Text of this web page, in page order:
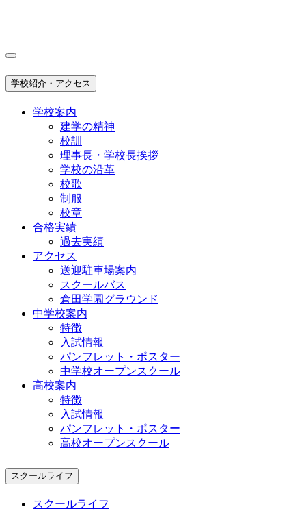
学校紹介・アクセス
学校案内
建学の精神
校訓
理事長・学校長挨拶
学校の沿革
校歌
制服
校章
合格実績
過去実績
アクセス
送迎駐車場案内
スクールバス
倉田学園グラウンド
中学校案内
特徴
入試情報
パンフレット・ポスター
中学校オープンスクール
高校案内
特徴
入試情報
パンフレット・ポスター
高校オープンスクール
スクールライフ
スクールライフ